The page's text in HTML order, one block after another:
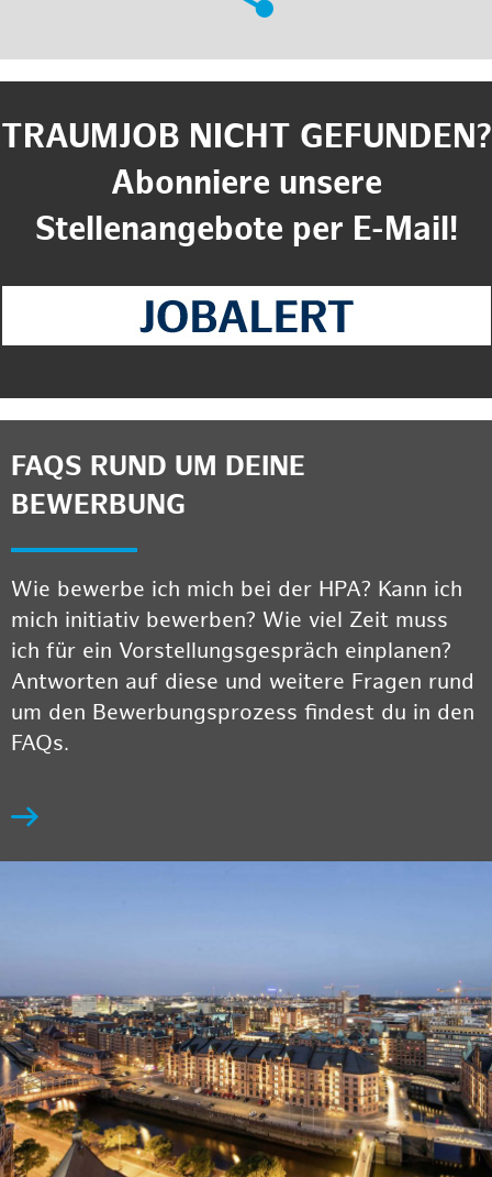
TRAUMJOB NICHT GEFUNDEN?
Abonniere unsere
Stellenangebote per E-Mail!
FAQS RUND UM DEINE
BEWERBUNG
Wie bewerbe ich mich bei der HPA? Kann ich
mich initiativ bewerben? Wie viel Zeit muss
ich für ein Vorstellungsgespräch einplanen?
Antworten auf diese und weitere Fragen rund
um den Bewerbungsprozess findest du in den
FAQs.